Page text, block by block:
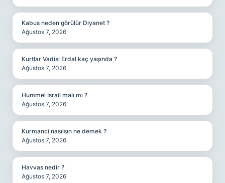
Kabus neden görülür Diyanet ?
Ağustos 7, 2026
Kurtlar Vadisi Erdal kaç yaşında ?
Ağustos 7, 2026
Hummel İsrail malı mı ?
Ağustos 7, 2026
Kurmanci nasılsın ne demek ?
Ağustos 7, 2026
Havvas nedir ?
Ağustos 7, 2026